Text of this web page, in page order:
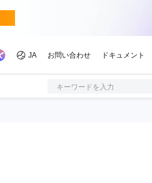
キーワードを入力